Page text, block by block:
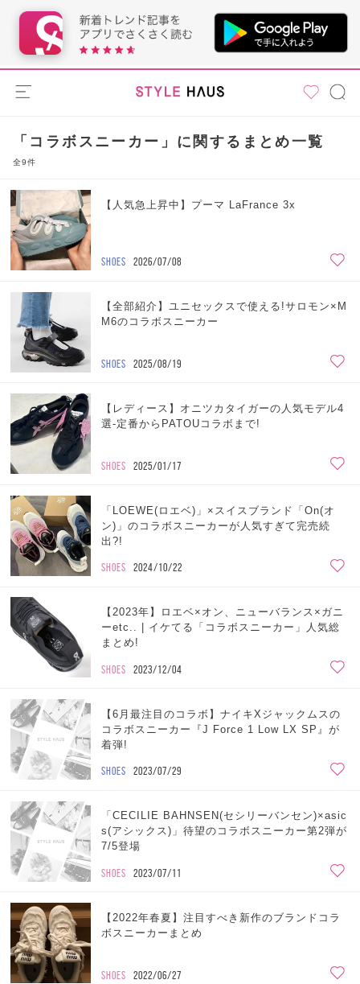
「コラボスニーカー」に関するまとめ一覧
全9件
【人気急上昇中】プーマ LaFrance 3x
SHOES 2026/07/08
【全部紹介】ユニセックスで使える!サロモン×M
M6のコラボスニーカー
SHOES 2025/08/19
【レディース】オニツカタイガーの人気モデル4
選-定番からPATOUコラボまで!
SHOES 2025/01/17
「LOEWE(ロエベ)」×スイスブランド「On(オ
ン)」のコラボスニーカーが人気すぎて完売続
出?!
SHOES 2024/10/22
【2023年】ロエベ×オン、ニューバランス×ガニ
ーetc.. | イケてる「コラボスニーカー」人気総
まとめ!
SHOES 2023/12/04
【6月最注目のコラボ】ナイキXジャックムスの
コラボスニーカー『J Force 1 Low LX SP』が
着弾!
SHOES 2023/07/29
「CECILIE BAHNSEN(セシリーバンセン)×asic
s(アシックス)」待望のコラボスニーカー第2弾が
7/5登場
SHOES 2023/07/11
【2022年春夏】注目すべき新作のブランドコラ
ボスニーカーまとめ
SHOES 2022/06/27